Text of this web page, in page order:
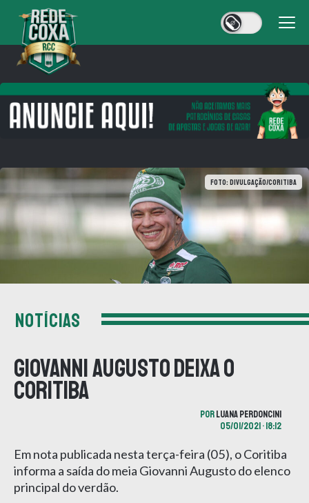
Foto: Divulgação/Coritiba
NOTÍCIAS
Giovanni Augusto deixa o
Coritiba
PORLUANA PERDONCINI
05/01/2021 • 18:12
Em nota publicada nesta terça-feira (05), o Coritiba
informa a saída do meia Giovanni Augusto do elenco
principal do verdão.